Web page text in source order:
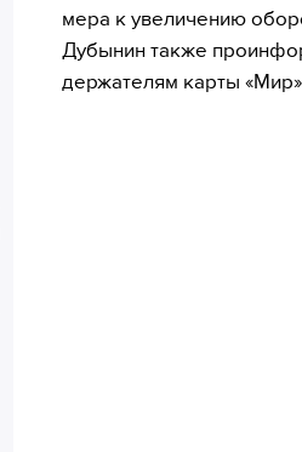
мера к увеличению
Дубынин также
держателям карты «Мир».